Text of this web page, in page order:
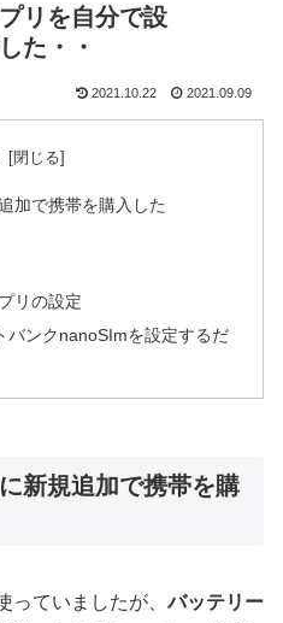
リを自分で設
た・・
2021.10.22 2021.09.09
加で携帯を購入した
リの設定
バンクnanoSImを設定するだ
新規追加で携帯を購
っていましたが、バッテリー